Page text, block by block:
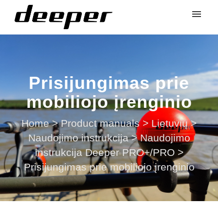
Prisijungimas prie
mobiliojo įrenginio
Home > Product manuals > Lietuvių >
Naudojimo instrukcija > Naudojimo
instrukcija Deeper PRO+/PRO >
Prisijungimas prie mobiliojo įrenginio